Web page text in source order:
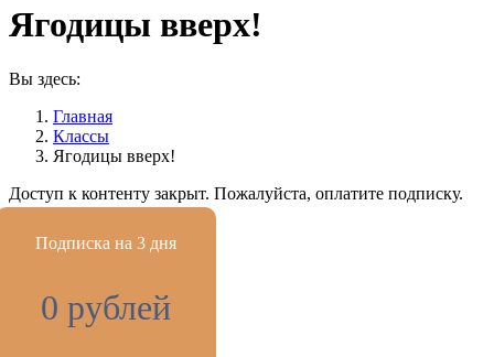
Ягодицы вверх!
Вы здесь:
Главная
Классы
Ягодицы вверх!
Доступ к контенту закрыт. Пожалуйста, оплатите подписку.
Подписка на 3 дня
0 рублей